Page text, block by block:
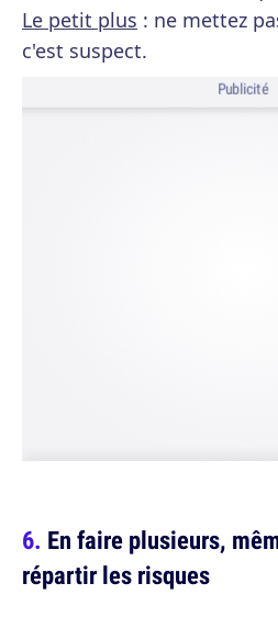
Le petit plus : ne mettez
c'est suspect.
Publicité
En faire plusieurs,
répartir les risques